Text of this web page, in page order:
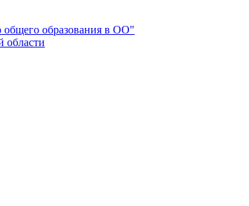
общего образования в ОО"
области